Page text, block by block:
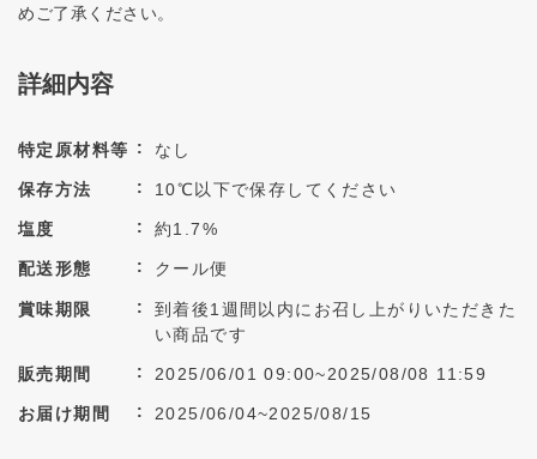
めご了承ください。
詳細内容
特定原材料等 なし
保存方法 10℃以下で保存してください
塩度 約1.7%
配送形態 クール便
賞味期限
到着後1週間以内にお召し上がりいただきた
い商品です
販売期間 2025/06/01 09:00~2025/08/08 11:59
お届け期間 2025/06/04~2025/08/15